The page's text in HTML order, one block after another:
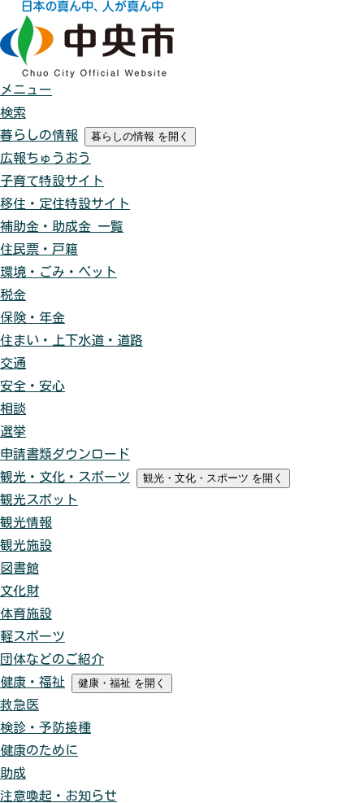
メニュー
検索
暮らしの情報
暮らしの情報 を開く
広報ちゅうおう
子育て特設サイト
移住・定住特設サイト
補助金・助成金 一覧
住民票・戸籍
環境・ごみ・ペット
税金
保険・年金
住まい・上下水道・道路
交通
安全・安心
相談
選挙
申請書類ダウンロード
観光・文化・スポーツ
観光・文化・スポーツ を開く
観光スポット
観光情報
観光施設
図書館
文化財
体育施設
軽スポーツ
団体などのご紹介
健康・福祉
健康・福祉 を開く
救急医
検診・予防接種
健康のために
助成
注意喚起・お知らせ